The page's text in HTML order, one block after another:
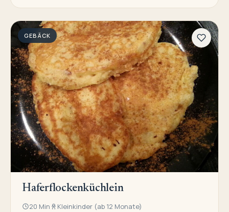
GEBÄCK
Haferflockenküchlein
20 Min Kleinkinder (ab 12 Monate)